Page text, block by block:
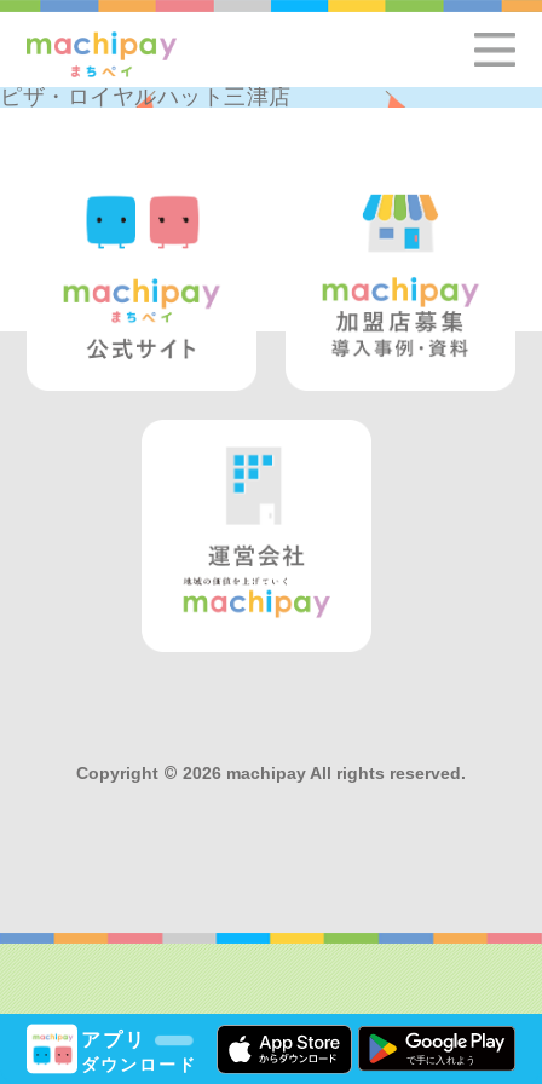
アプリ
ダウンロード
ピザ・ロイヤルハット三津店
Copyright © 2026 machipay All rights reserved.